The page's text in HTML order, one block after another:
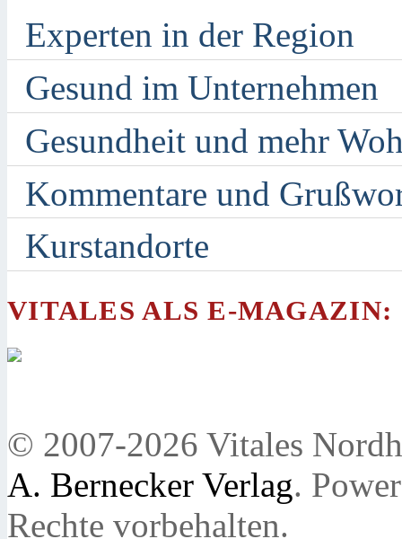
Experten in der Region
Gesund im Unternehmen
Gesundheit und mehr
Kommentare und
Kurstandorte
VITALES ALS E-MAGAZIN:
© 2007-2026 Vitales
A. Bernecker Verlag.
Rechte vorbehalten.